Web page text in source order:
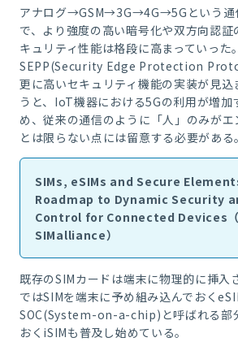
アナログ→GSM→3G→4G→5Gという通
で、より強度の高い暗号化や双方向認証
キュリティ性能は格段に高まっていった
SEPP(Security Edge Protection
更に高いセキュリティ機能の実装が見
うと、IoT機器における5Gの利用が増加
め、従来の通信のように「人」のみが
とは限らない点には留意する必要がある。
SIMs, eSIMs and Secure
Roadmap to Dynamic Security
Control for Connected Devices
SIMalliance）
既存のSIMカードは端末に物理的に挿入
ではSIMを端末に予め組み込んでおく
SOC(System-on-a-chip)と呼ばれる部
おくiSIMも普及し始めている。